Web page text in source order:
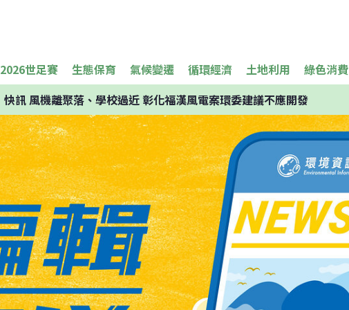
2026世足賽 生態保育 氣候變遷 循環經濟 土地利用 綠色消費
快訊風機離聚落、學校過近 彰化福漢風電案環委建議不應開發